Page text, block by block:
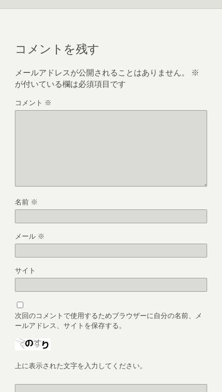
コメントを残す
メールアドレスが公開されることはありません。
※
が付いている欄は必須項目です
コメント ※
名前 ※
メール ※
サイト
次回のコメントで使用するためブラウザーに自分の名前、メ
ールアドレス、サイトを保存する。
上に表示された文字を入力してください。